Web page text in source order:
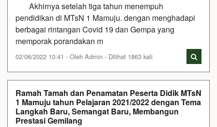
Akhirnya setelah tiga tahun menempuh
pendidikan di MTsN 1 Mamuju. dengan menghadapi
berbagai rintangan Covid 19 dan Gempa yang
memporak porandakan m
02/06/2022 10:41 - Oleh Admin - Dilihat 1863 kali
Ramah Tamah dan Penamatan Peserta Didik MTsN
1 Mamuju tahun Pelajaran 2021/2022 dengan Tema
Langkah Baru, Semangat Baru, Membangun
Prestasi Gemilang